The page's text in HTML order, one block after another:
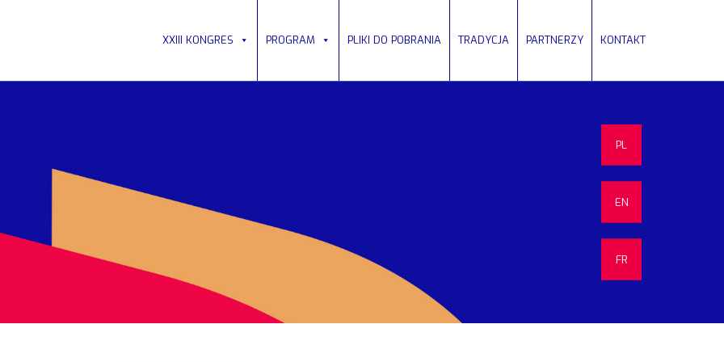
XXIII KONGRES PROGRAM PLIKI DO POBRANIA TRADYCJA PARTNERZY KONTAKT
PL
EN
FR